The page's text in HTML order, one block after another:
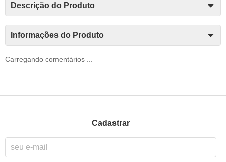
Descrição do Produto
Informações do Produto
Carregando comentários ...
Cadastrar